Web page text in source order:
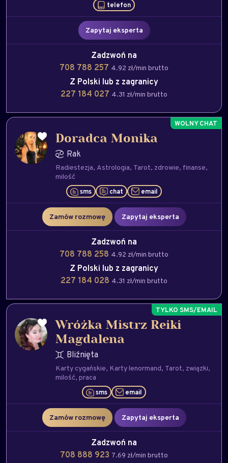
telefon
Zapytaj eksperta
Zadzwoń na
708 788 257 4.92 zł/min brutto
Z Polski lub z zagranicy
227 184 027 4.31 zł/min brutto
Doradca Monika
Rak
Radiestezja Astrologia Tarot zdrowie finanse
milość
sms chat email
Zamów rozmowę Zapytaj eksperta
Zadzwoń na
708 788 258 4.92 zł/min brutto
Z Polski lub z zagranicy
227 184 028 4.31 zł/min brutto
Wróżka Mistrz Reiki
Magdalena
Bliźnięta
Karty cygańskie Karty lenormand Tarot związki
milość praca
sms email
Zamów rozmowę Zapytaj eksperta
Zadzwoń na
708 888 923 7.69 zł/min brutto